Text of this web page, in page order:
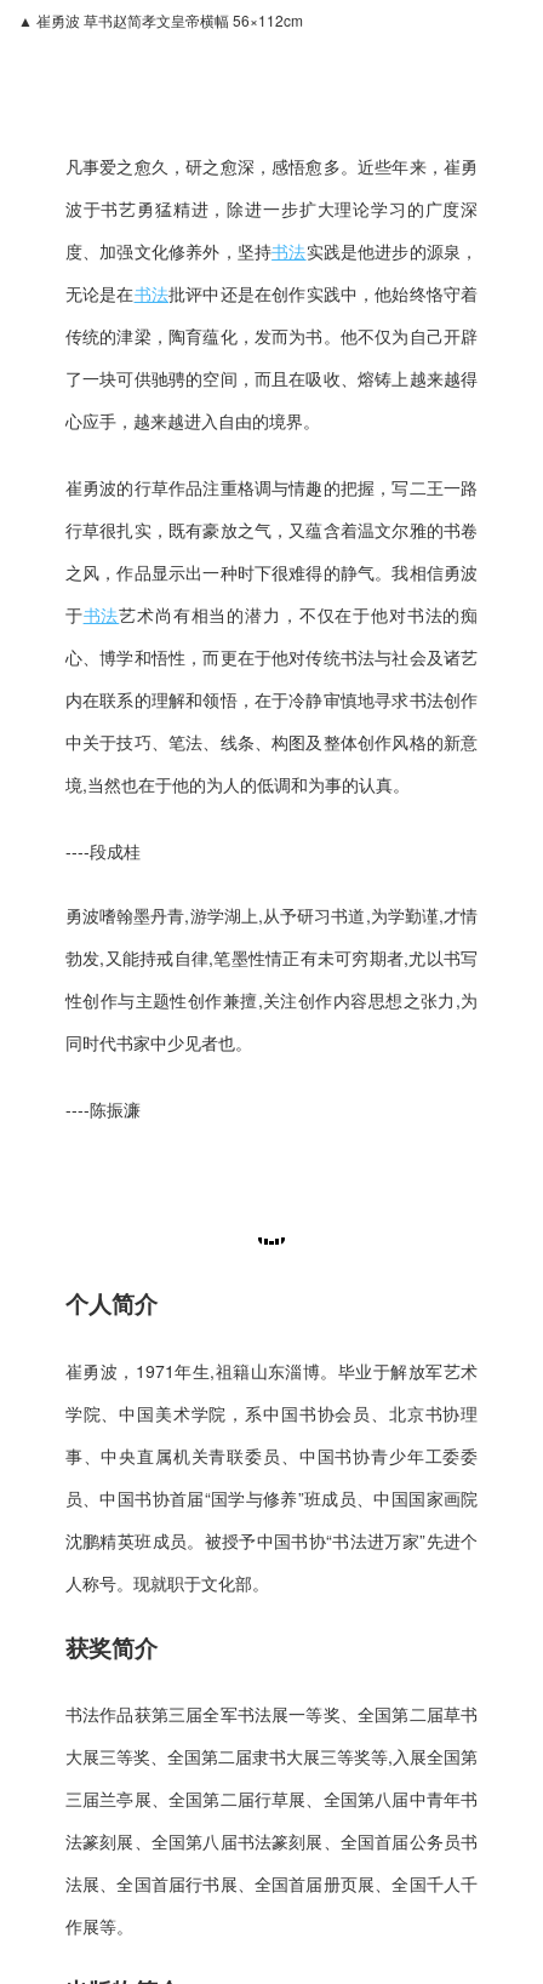
▲ 崔勇波 草书赵简孝文皇帝横幅 56×112cm
凡事爱之愈久，研之愈深，感悟愈多。近些年来，崔勇
波于书艺勇猛精进，除进一步扩大理论学习的广度深
度、加强文化修养外，坚持书法实践是他进步的源泉，
无论是在书法批评中还是在创作实践中，他始终恪守着
传统的津梁，陶育蕴化，发而为书。他不仅为自己开辟
了一块可供驰骋的空间，而且在吸收、熔铸上越来越得
心应手，越来越进入自由的境界。
崔勇波的行草作品注重格调与情趣的把握，写二王一路
行草很扎实，既有豪放之气，又蕴含着温文尔雅的书卷
之风，作品显示出一种时下很难得的静气。我相信勇波
于书法艺术尚有相当的潜力，不仅在于他对书法的痴
心、博学和悟性，而更在于他对传统书法与社会及诸艺
内在联系的理解和领悟，在于冷静审慎地寻求书法创作
中关于技巧、笔法、线条、构图及整体创作风格的新意
境,当然也在于他的为人的低调和为事的认真。
----段成桂
勇波嗜翰墨丹青,游学湖上,从予研习书道,为学勤谨,才情
勃发,又能持戒自律,笔墨性情正有未可穷期者,尤以书写
性创作与主题性创作兼擅,关注创作内容思想之张力,为
同时代书家中少见者也。
----陈振濂
个人简介
崔勇波，1971年生,祖籍山东淄博。毕业于解放军艺术
学院、中国美术学院，系中国书协会员、北京书协理
事、中央直属机关青联委员、中国书协青少年工委委
员、中国书协首届“国学与修养”班成员、中国国家画院
沈鹏精英班成员。被授予中国书协“书法进万家”先进个
人称号。现就职于文化部。
获奖简介
书法作品获第三届全军书法展一等奖、全国第二届草书
大展三等奖、全国第二届隶书大展三等奖等,入展全国第
三届兰亭展、全国第二届行草展、全国第八届中青年书
法篆刻展、全国第八届书法篆刻展、全国首届公务员书
法展、全国首届行书展、全国首届册页展、全国千人千
作展等。